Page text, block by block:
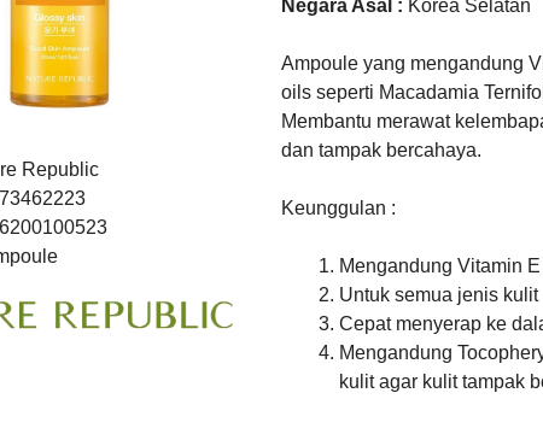
Republic
Negara Asal : Korea Selatan
Ampoule yang mengandung
oils seperti Macadamia
Membantu merawat
dan tampak bercahaya.
Keunggulan :
Mengandung Vitamin
Untuk semua jenis kulit
Cepat menyerap ke
Mengandung
kulit agar kulit tampak